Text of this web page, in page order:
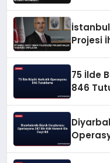
Projesi
75 İlde
846